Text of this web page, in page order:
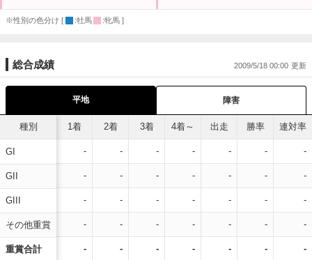
※性別の色分け [ :牡馬 :牝馬 ]
総合成績 2009/5/18 00:00
平地 障害
種別
GI
GII
GIII
その他重賞
重賞合計
1着 2着 3着 4着～ 出走 勝率 連対率
- - - - - - -
- - - - - - -
- - - - - - -
- - - - - - -
- - - - - - -